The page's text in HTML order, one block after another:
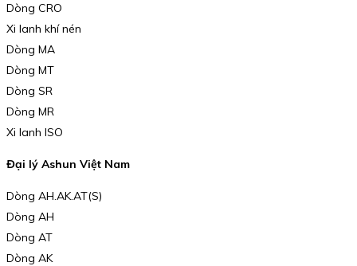
Dòng CRO
Xi lanh khí nén
Dòng MA
Dòng MT
Dòng SR
Dòng MR
Xi lanh ISO
Đại lý Ashun Việt Nam
Dòng AH.AK.AT(S)
Dòng AH
Dòng AT
Dòng AK